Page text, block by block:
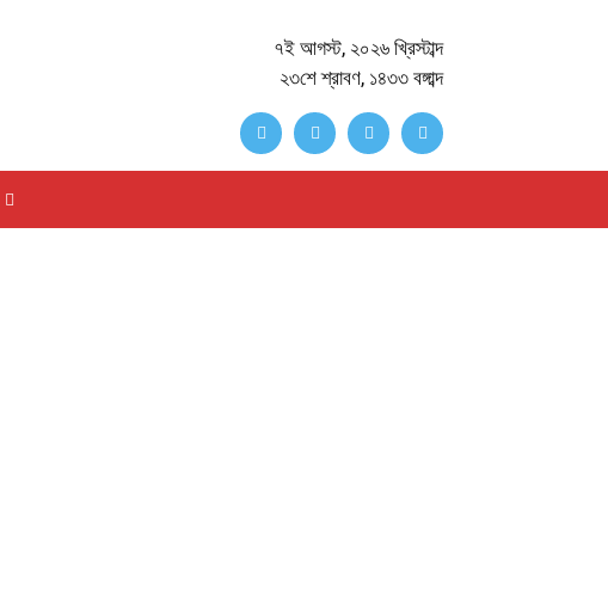
৭ই আগস্ট, ২০২৬ খ্রিস্টাব্দ
২৩শে শ্রাবণ, ১৪৩৩ বঙ্গাব্দ